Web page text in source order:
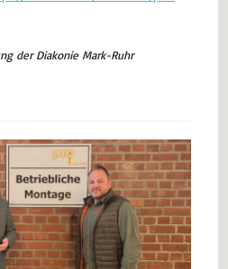
der Diakonie Mark-Ruhr